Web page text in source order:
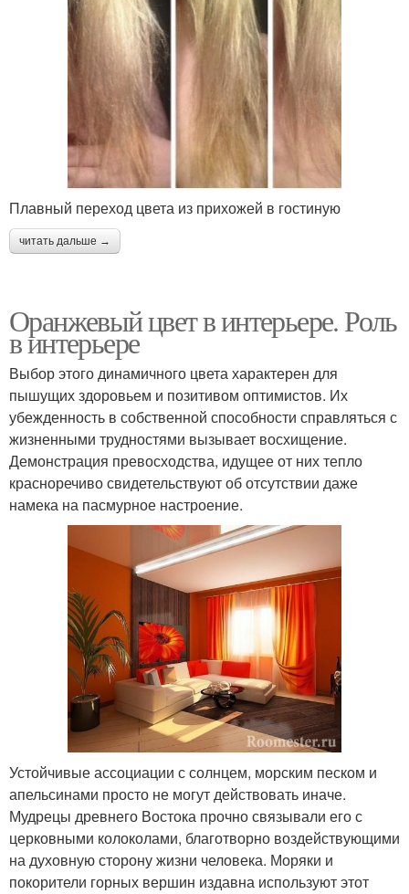
Плавный переход цвета из прихожей в гостиную
читать дальше →
Оранжевый цвет в интерьере. Роль
в интерьере
Выбор этого динамичного цвета характерен для
пышущих здоровьем и позитивом оптимистов. Их
убежденность в собственной способности справляться с
жизненными трудностями вызывает восхищение.
Демонстрация превосходства, идущее от них тепло
красноречиво свидетельствуют об отсутствии даже
намека на пасмурное настроение.
Устойчивые ассоциации с солнцем, морским песком и
апельсинами просто не могут действовать иначе.
Мудрецы древнего Востока прочно связывали его с
церковными колоколами, благотворно воздействующими
на духовную сторону жизни человека. Моряки и
покорители горных вершин издавна используют этот